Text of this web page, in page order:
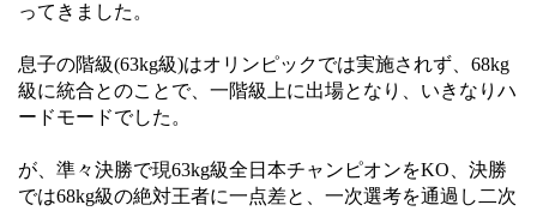
ってきました。
息子の階級(63kg級)はオリンピックでは実施されず、68kg
級に統合とのことで、一階級上に出場となり、いきなりハ
ードモードでした。
が、準々決勝で現63kg級全日本チャンピオンをKO、決勝
では68kg級の絶対王者に一点差と、一次選考を通過し二次